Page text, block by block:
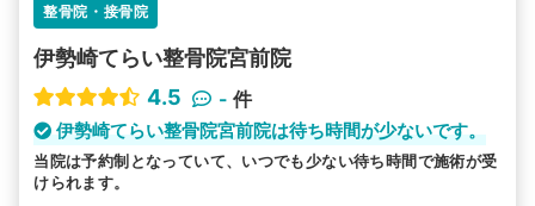
整骨院・接骨院
伊勢崎てらい整骨院宮前院
4.5
- 件
伊勢崎てらい整骨院宮前院は待ち時間が少ないです。
当院は予約制となっていて、いつでも少ない待ち時間で施術が受
けられます。